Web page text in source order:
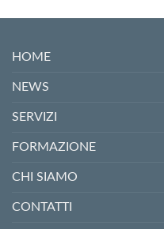
HOME
NEWS
SERVIZI
FORMAZIONE
CHI SIAMO
CONTATTI